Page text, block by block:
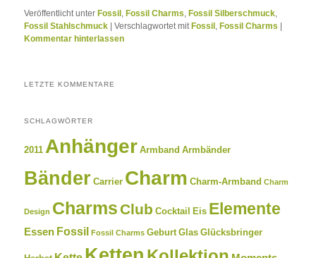
Veröffentlicht unter Fossil , Fossil Charms, Fossil Silberschmuck,
Fossil Stahlschmuck
|Verschlagwortet mit Fossil , Fossil Charms
Kommentar hinterlassen
LETZTE KOMMENTARE
SCHLAGWÖRTER
2011 Anhänger Armband Armbänder
Bänder Carrier Charm Charm-Armband Charm
Design CharmsClub Cocktail Eis Elemente
Essen Fossil Fossil Charms Geburt Glas Glücksbringer